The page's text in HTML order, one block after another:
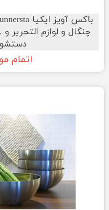
چنگال و لوازم التحریر
اتمام